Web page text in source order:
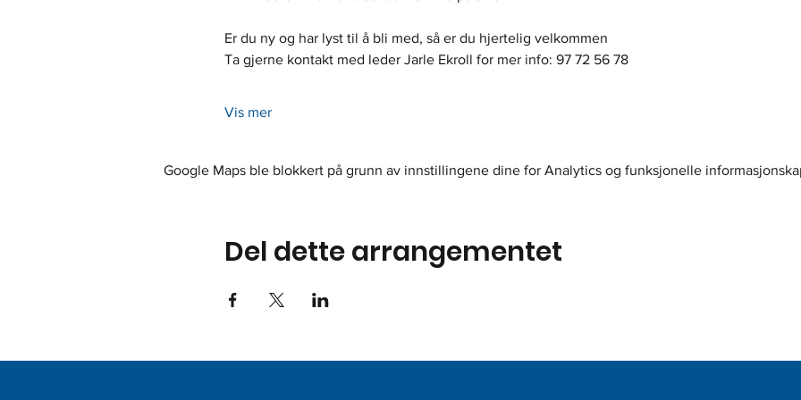
Er du ny og har lyst til å bli med, så er du hjertelig velkommen
Ta gjerne kontakt med leder Jarle Ekroll for mer info: 97 72 56 78
Vis mer
Google Maps ble blokkert på grunn av innstillingene dine for Analytics og funksjonelle
Del dette arrangementet